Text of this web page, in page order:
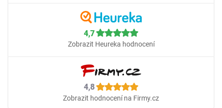
4,7
Zobrazit Heureka hodnocení
4,8
Zobrazit hodnocení na Firmy.cz